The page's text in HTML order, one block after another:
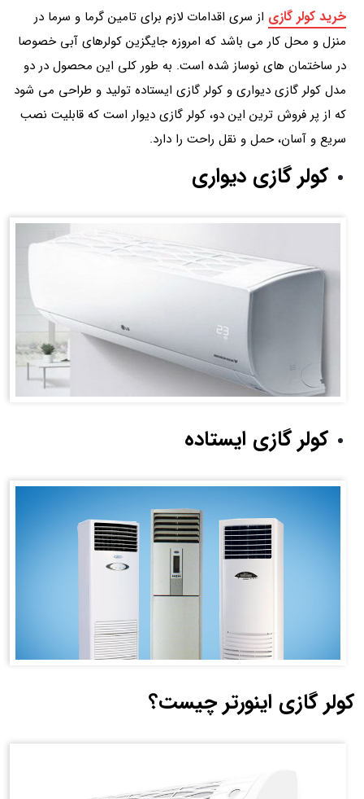
خرید کولر گازی از سری اقدامات لازم برای تامین گرما و سرما در
منزل و محل کار می باشد که امروزه جایگزین کولرهای آبی خصوصا
در ساختمان های نوساز شده است. به طور کلی این محصول در دو
مدل کولر گازی دیواری و کولر گازی ایستاده تولید و طراحی می شود
که از پر فروش ترین این دو، کولر گازی دیوار است که قابلیت نصب
سریع و آسان، حمل و نقل راحت را دارد.
کولر گازی دیواری
کولر گازی ایستاده
کولر گازی اینورتر چیست؟